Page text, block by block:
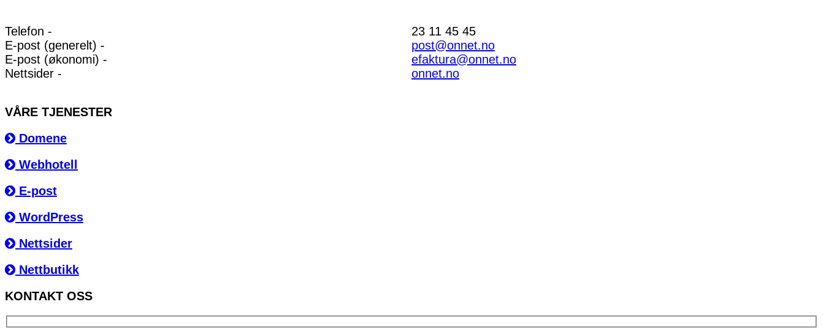
Telefon -
E-post (generelt) -
E-post (økonomi) -
Nettsider -
23 11 45 45
post@onnet.no
efaktura@onnet.no
onnet.no
VÅRE TJENESTER
Domene
Webhotell
E-post
WordPress
Nettsider
Nettbutikk
KONTAKT OSS